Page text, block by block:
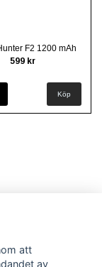
F2 1200 mAh
599 kr
att
av